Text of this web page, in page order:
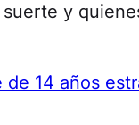
y
de 14 años